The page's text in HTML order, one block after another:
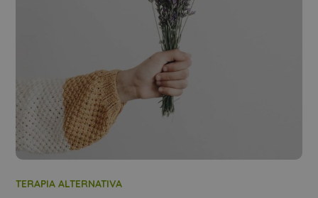
TERAPIA ALTERNATIVA